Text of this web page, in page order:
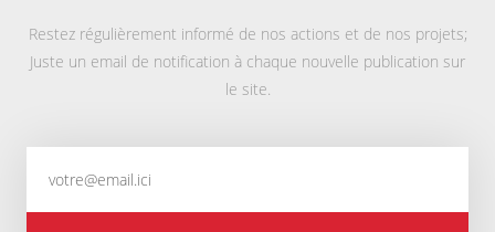
Restez régulièrement informé de nos actions et de nos projets;
Juste un email de notification à chaque nouvelle publication sur
le site.